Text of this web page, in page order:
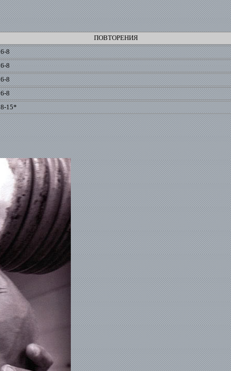
ПОВТОРЕНИЯ
6-8
6-8
6-8
6-8
8-15*